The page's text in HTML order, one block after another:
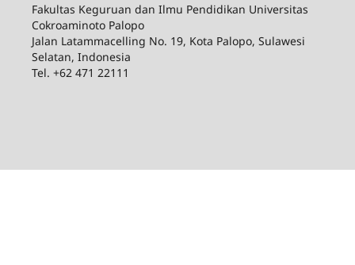
Fakultas Keguruan dan Ilmu Pendidikan Universitas
Cokroaminoto Palopo
Jalan Latammacelling No. 19, Kota Palopo, Sulawesi
Selatan, Indonesia
Tel. +62 471 22111